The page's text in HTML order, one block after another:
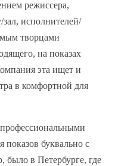
режиссера,
исполнителей/
творцами
на показах
эта ищет и
в комфортной для
показов буквально с
было в Петербурге, где